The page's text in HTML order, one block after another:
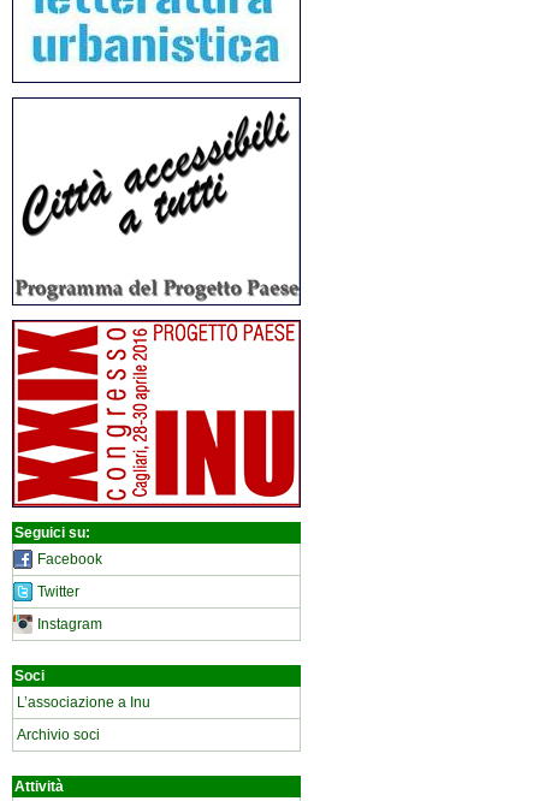
Seguici su:
Facebook
Twitter
Instagram
Soci
L’associazione a Inu
Archivio soci
Attività